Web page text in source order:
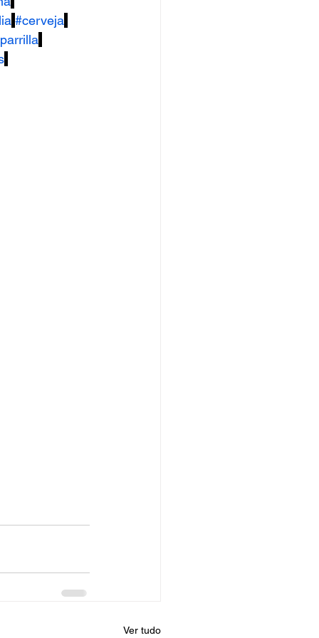
#cerveja
Ver tudo